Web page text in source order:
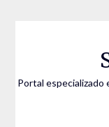
Portal especializado